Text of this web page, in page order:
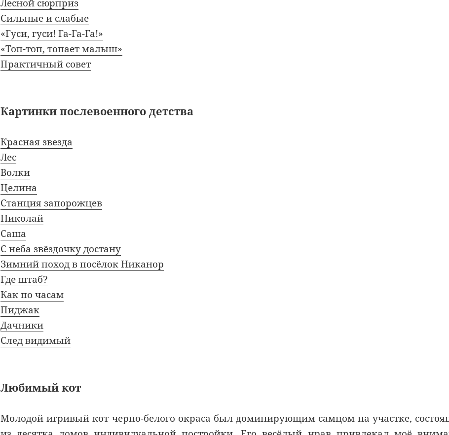
Лесной сюрприз
Сильные и слабые
«Гуси, гуси! Га-Га-Га!»
«Топ-топ, топает малыш»
Практичный совет
Картинки послевоенного детства
Красная звезда
Лес
Волки
Целина
Станция запорожцев
Николай
Саша
С неба звёздочку достану
Зимний поход в посёлок Никанор
Где штаб?
Как по часам
Пиджак
Дачники
След видимый
Любимый кот
Молодой игривый кот черно-белого окраса был доминирующим самцом на участке,